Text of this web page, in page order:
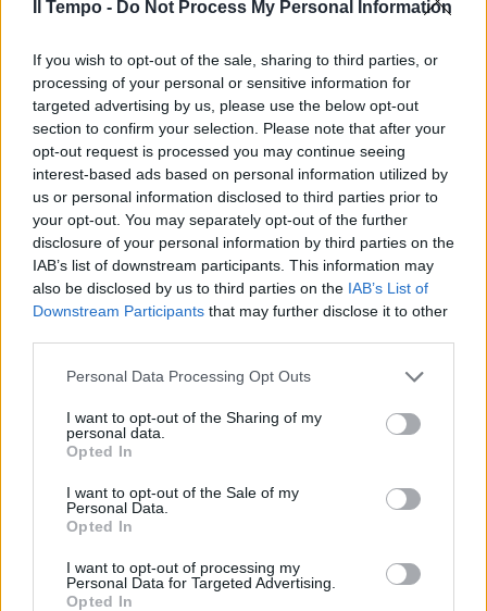
Il Tempo - Do Not Process My Personal Information
If you wish to opt-out of the sale, sharing to third parties, or
processing of your personal or sensitive information for
targeted advertising by us, please use the below opt-out
section to confirm your selection. Please note that after your
opt-out request is processed you may continue seeing
interest-based ads based on personal information utilized by
us or personal information disclosed to third parties prior to
your opt-out. You may separately opt-out of the further
disclosure of your personal information by third parties on the
IAB’s list of downstream participants. This information may
also be disclosed by us to third parties on the IAB’s List of
Downstream Participants that may further disclose it to other
Personal Data Processing Opt Outs
I want to opt-out of the Sharing of my
personal data.
Opted In
I want to opt-out of the Sale of my
Personal Data.
Opted In
I want to opt-out of processing my
Personal Data for Targeted Advertising.
Opted In
In evidenza